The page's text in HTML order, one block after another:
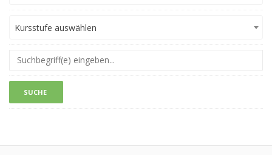
Kursstufe auswählen